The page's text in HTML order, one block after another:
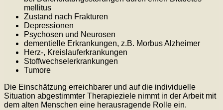
mellitus
Zustand nach Frakturen
Depressionen
Psychosen und Neurosen
dementielle Erkrankungen, z.B. Morbus Alzheimer
Herz-, Kreislauferkrankungen
Stoffwechselerkrankungen
Tumore
Die Einschätzung erreichbarer und auf die individuelle
Situation abgestimmter Therapieziele nimmt in der Arbeit mit
dem alten Menschen eine herausragende Rolle ein.